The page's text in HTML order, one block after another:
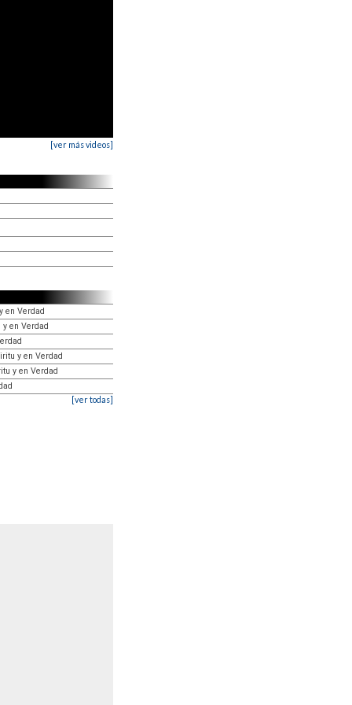
[ver más videos]
en Verdad
y en Verdad
y en Verdad
y en Verdad
[ver todas]